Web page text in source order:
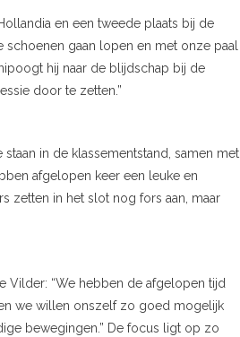
en een tweede plaats bij de
schoenen gaan lopen en met onze paal
hij naar de blijdschap bij de
door te zetten.”
in de klassementstand, samen met
afgelopen keer een leuke en
zetten in het slot nog fors aan, maar
Vilder: “We hebben de afgelopen tijd
we willen onszelf zo goed mogelijk
bewegingen.” De focus ligt op zo